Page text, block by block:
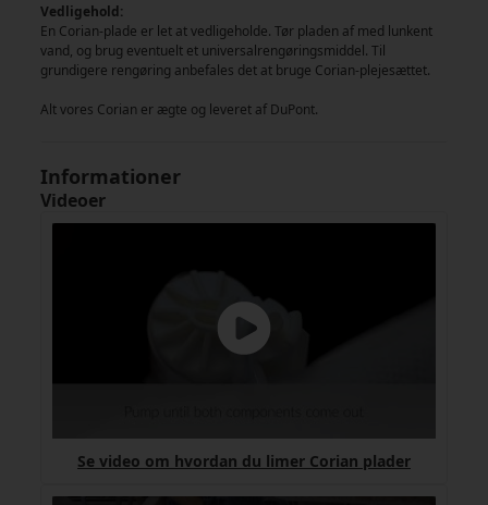
Vedligehold:
En Corian-plade er let at vedligeholde. Tør pladen af med lunkent
vand, og brug eventuelt et universalrengøringsmiddel. Til
grundigere rengøring anbefales det at bruge Corian-plejesættet.
Alt vores Corian er ægte og leveret af DuPont.
Informationer
Videoer
Se video om hvordan du limer Corian plader